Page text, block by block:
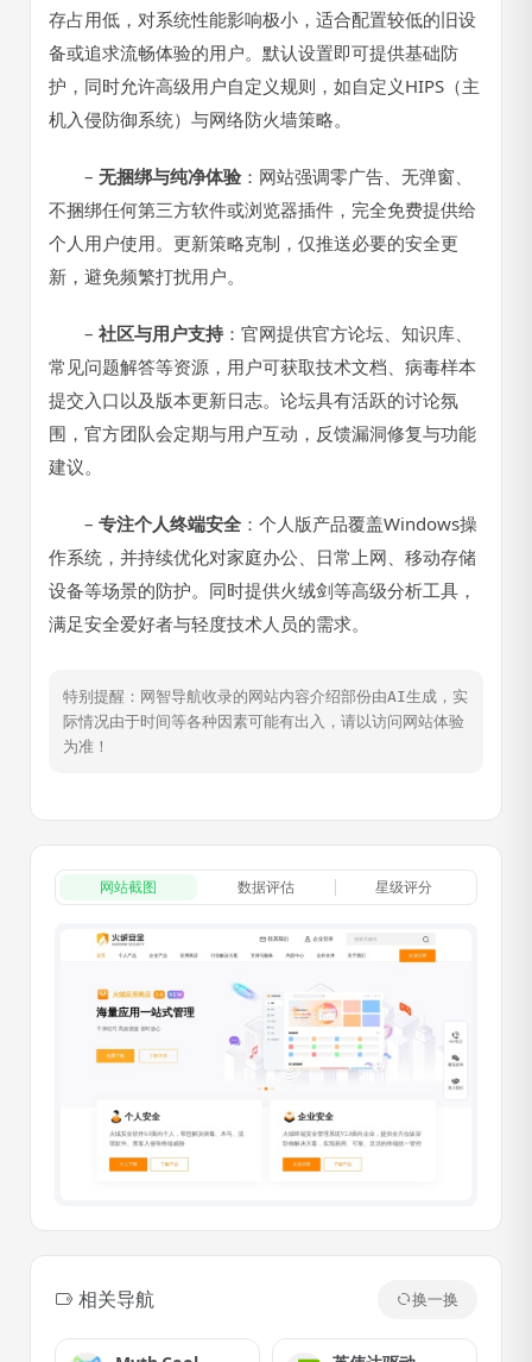
存占用低，对系统性能影响极小，适合配置较低的旧设
备或追求流畅体验的用户。默认设置即可提供基础防
护，同时允许高级用户自定义规则，如自定义HIPS（主
机入侵防御系统）与网络防火墙策略。
– 无捆绑与纯净体验：网站强调零广告、无弹窗、
不捆绑任何第三方软件或浏览器插件，完全免费提供给
个人用户使用。更新策略克制，仅推送必要的安全更
新，避免频繁打扰用户。
– 社区与用户支持：官网提供官方论坛、知识库、
常见问题解答等资源，用户可获取技术文档、病毒样本
提交入口以及版本更新日志。论坛具有活跃的讨论氛
围，官方团队会定期与用户互动，反馈漏洞修复与功能
建议。
– 专注个人终端安全 ：个人版产品覆盖Windows操
作系统，并持续优化对家庭办公、日常上网、移动存储
设备等场景的防护。同时提供火绒剑等高级分析工具，
满足安全爱好者与轻度技术人员的需求。
特别提醒：网智导航收录的网站内容介绍部份由AI生成，实
际情况由于时间等各种因素可能有出入，请以访问网站体验
为准！
网站截图 数据评估 星级评分
相关导航 换一换